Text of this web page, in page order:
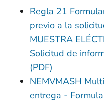
Regla 21
previo a la
MUESTRA
Solicitud de
(PDF)
NEMVMASH
entrega -